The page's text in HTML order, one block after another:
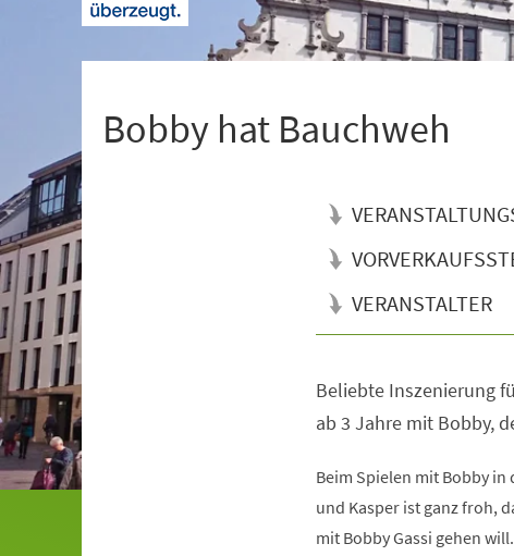
Bobby hat Bauchweh
VERANSTALTER
Beliebte Inszenierung
ab 3 Jahre mit Bobby,
Beim Spielen mit Bobby in
und Kasper ist ganz froh,
mit Bobby Gassi gehen will.